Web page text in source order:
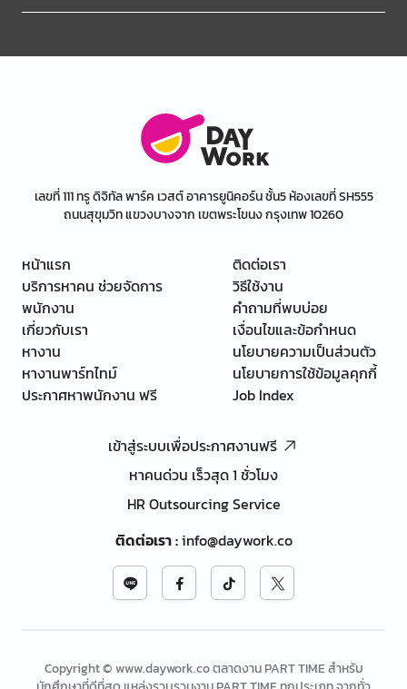
เลขที่ 111 ทรู ดิจิทัล พาร์ค เวสต์ อาคารยูนิคอร์น ชั้น5 ห้องเลขที่ SH555
ถนนสุขุมวิท แขวงบางจาก เขตพระโขนง กรุงเทพ 10260
หน้าแรก
บริการหาคน ช่วยจัดการ
พนักงาน
เกี่ยวกับเรา
หางาน
หางานพาร์ทไทม์
ประกาศหาพนักงาน ฟรี
ติดต่อเรา
วิธีใช้งาน
คำถามที่พบบ่อย
เงื่อนไขและข้อกำหนด
นโยบายความเป็นส่วนตัว
นโยบายการใช้ข้อมูลคุกกี้
Job Index
เข้าสู่ระบบเพื่อประกาศงานฟรี
หาคนด่วน เร็วสุด 1 ชั่วโมง
HR Outsourcing Service
ติดต่อเรา:info@daywork.co
Copyright © www.daywork.co ตลาดงาน PART TIME สำหรับ